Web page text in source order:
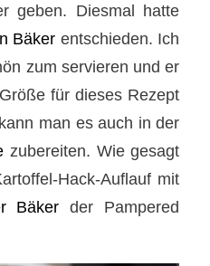
geben. Diesmal hatte
Bäker entschieden. Ich
zum servieren und er
für dieses Rezept
man es auch in der
zubereiten. Wie gesagt
Hack-Auflauf mit
Bäker der Pampered